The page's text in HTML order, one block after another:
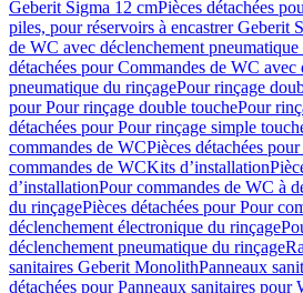
Geberit Sigma 12 cmPièces détachées
piles, pour réservoirs à encastrer Geberit
de WC avec déclenchement
détachées pour Commandes de WC avec
pneumatique du rinçagePour rinçage
pour Pour rinçage double touchePour
détachées pour Pour rinçage simple
commandes de WCPièces détachées
commandes de WCKits d’installation
d’installationPour commandes de WC à
du rinçagePièces détachées pour Pour
déclenchement électronique du rinçage
déclenchement pneumatique du rinçage
sanitaires Geberit MonolithPanneaux
détachées pour Panneaux sanitaires pour